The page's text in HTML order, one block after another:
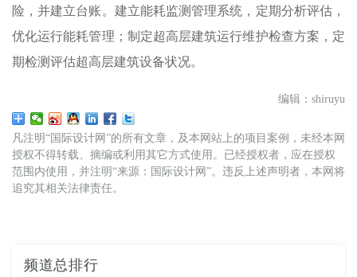
险，并建立台账。建立能耗监测管理系统，定期分析评估，
优化运行能耗管理；制定超高层建筑运行维护检查方案，定
期检测评估超高层建筑设备状况。
编辑：shiruyu
凡注明“国际设计网”的所有文章，及本网站上的项目案例，未经本网
授权不得转载、摘编或利用其它方式使用。已经授权者，应在授权
范围内使用，并注明“来源：国际设计网”。违反上述声明者，本网将
追究其相关法律责任。
频道总排行